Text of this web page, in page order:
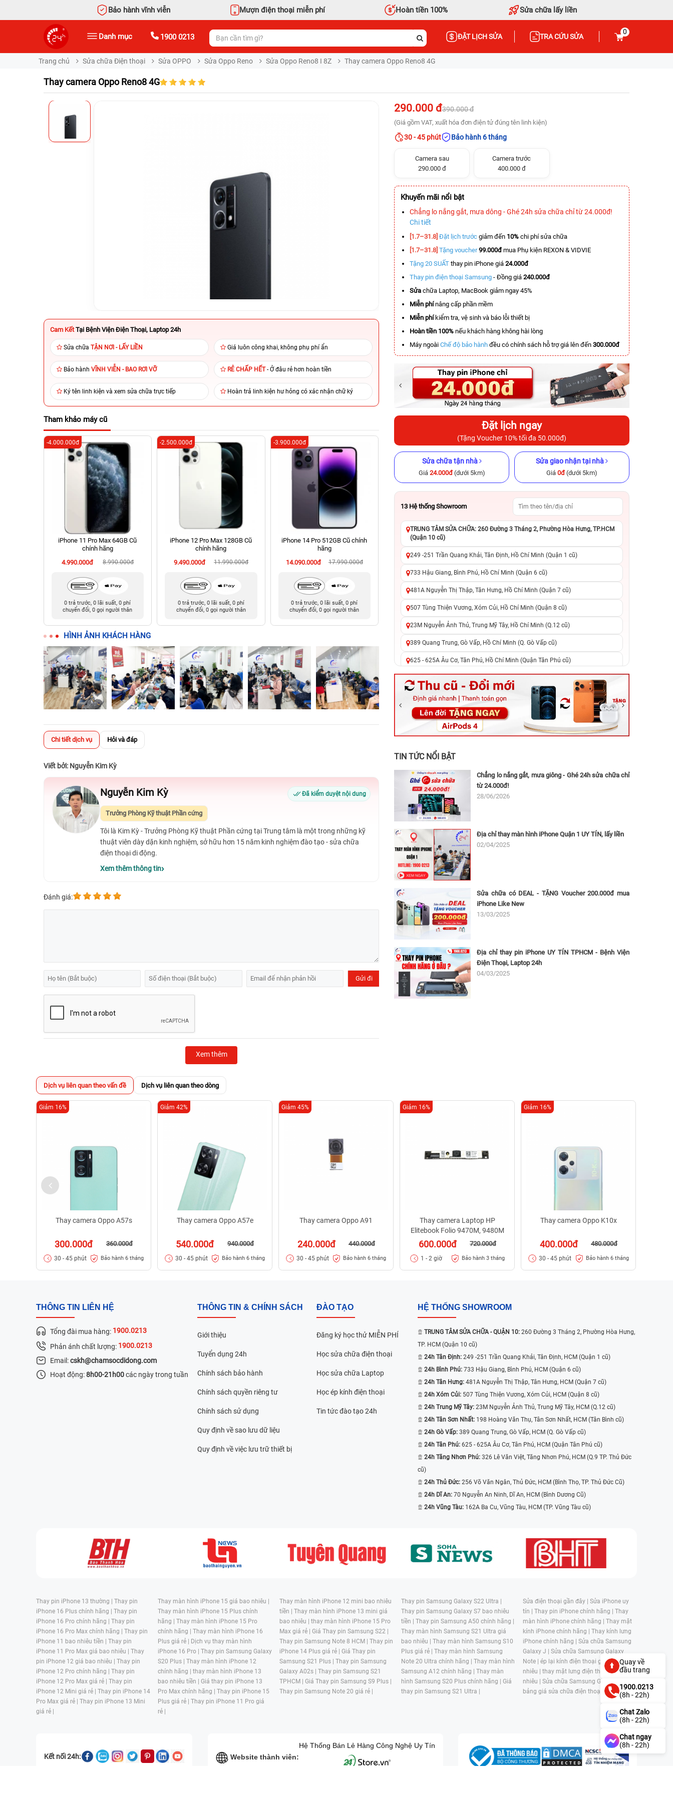
Bảo hành vĩnh viễn Mượn điện thoại miễn phí Hoàn tiền 100% Sửa chữa lấy liền
Danh mục 1900 0213 ĐẶT LỊCH SỬA TRA CỨU SỬA
0
Trang chủ Sửa chữa Điện thoại Sửa OPPO Sửa Oppo Reno Sửa Oppo Reno8 I 8Z Thay camera Oppo Reno8 4G
Thay camera Oppo Reno8 4G
Cam Kết Tại Bệnh Viện Điện Thoại, Laptop 24h
Sửa chữa TẬN NƠI - LẤY LIỀN Giá luôn công khai, không phụ phí ẩn
Bảo hành VĨNH VIỄN - BAO RƠI VỠ RẺ CHẤP HẾT- Ở đâu rẻ hơn hoàn tiền
Ký tên linh kiện và xem sửa chữa trực tiếp Hoàn trả linh kiện hư hỏng có xác nhận chữ ký
Tham khảo máy cũ
iPhone 11 Pro Max 64GB Cũ
chính hãng
4.990.000đ
8.990.000đ
-4.000.000đ
0 trả trước, 0 lãi suất, 0 phí
chuyển đổi, 0 gọi người thân
iPhone 12 Pro Max 128GB Cũ
chính hãng
9.490.000đ
11.990.000đ
-2.500.000đ
0 trả trước, 0 lãi suất, 0 phí
chuyển đổi, 0 gọi người thân
iPhone 14 Pro 512GB Cũ chính
hãng
14.090.000đ
17.990.000đ
-3.900.000đ
0 trả trước, 0 lãi suất, 0 phí
chuyển đổi, 0 gọi người thân
iPhone 13 Pro Max 256GB Cũ
chính hãng
10.990.000đ
16.990.000đ
-6.000.000đ
chuyển đổi, 0 gọi người thân
hãng
15.490.000đ
18.990.000đ
-3.500.000đ
chuyển đổi, 0 gọi người thân
-3.000.000đ
HÌNH ẢNH KHÁCH HÀNG
Chi tiết dịch vụ Hỏi và đáp
Viết bởi: Nguyễn Kim Kỳ
Nguyễn Kim Kỳ Đã kiểm duyệt nội dung
Trưởng Phòng Kỹ thuật Phần cứng
Tôi là Kim Kỳ - Trưởng Phòng Kỹ thuật Phần cứng tại Trung tâm là một trong những kỹ
thuật viên dày dặn kinh nghiệm, sở hữu hơn 15 năm kinh nghiệm đào tạo - sửa chữa
điện thoại di động.
Xem thêm thông tin
Đánh giá:
Xem thêm
290.000 đ390.000 đ
(Giá gồm VAT, xuất hóa đơn điện tử đúng tên linh kiện)
30 - 45 phút Bảo hành 6 tháng
Camera sau
290.000 đ
Camera trước
400.000 đ
Khuyến mãi nổi bật
Chẳng lo nắng gắt, mưa dông - Ghé 24h sửa chữa chỉ từ 24.000đ!
Chi tiết
[1.7–31.8] Đặt lịch trước giảm đến 10% chi phí sửa chữa
[1.7–31.8] Tặng voucher 99.000đmua Phụ kiện REXON & VIDVIE
Tặng 20 SUẤT thay pin iPhone giá 24.000đ
Thay pin điện thoại Samsung - Đồng giá 240.000đ
Sửa chữa Laptop, MacBook giảm ngay 45%
Miễn phínâng cấp phần mềm
Miễn phíkiểm tra, vệ sinh và báo lỗi thiết bị
Hoàn tiền 100% nếu khách hàng không hài lòng
Máy ngoài Chế độ bảo hành đều có chính sách hỗ trợ giá lên đến 300.000đ
Đặt lịch ngay
(Tặng Voucher 10% tối đa 50.000đ)
Sửa chữa tận nhà
Giá 24.000đ(dưới 5km)
Sửa giao nhận tại nhà
Giá 0đ(dưới 5km)
13 Hệ thống Showroom
TRUNG TÂM SỬA CHỮA: 260 Đường 3 Tháng 2, Phường Hòa Hưng, TP.HCM
(Quận 10 cũ)
249 -251 Trần Quang Khải, Tân Định, Hồ Chí Minh (Quận 1 cũ)
733 Hậu Giang, Bình Phú, Hồ Chí Minh (Quận 6 cũ)
481A Nguyễn Thị Thập, Tân Hưng, Hồ Chí Minh (Quận 7 cũ)
507 Tùng Thiện Vương, Xóm Củi, Hồ Chí Minh (Quận 8 cũ)
23M Nguyễn Ảnh Thủ, Trung Mỹ Tây, Hồ Chí Minh (Q.12 cũ)
389 Quang Trung, Gò Vấp, Hồ Chí Minh (Q. Gò Vấp cũ)
625 - 625A Âu Cơ, Tân Phú, Hồ Chí Minh (Quận Tân Phú cũ)
326 Lê Văn Việt, Tăng Nhơn Phú, Hồ Chí Minh (Q.9 TP. Thủ Đức cũ)
256 Võ Văn Ngân, Thủ Đức, Hồ Chí Minh (Bình Thọ, TP. Thủ Đức Cũ)
70 Nguyễn An Ninh, Dĩ An, Hồ Chí Minh (Bình Dương Cũ)
24h Vũng Tàu: 162A Ba Cu, Vũng Tàu, Hồ Chí Minh (TP. Vũng Tàu cũ)
TIN TỨC NỔI BẬT
Chẳng lo nắng gắt, mưa giông - Ghé 24h sửa chữa chỉ
từ 24.000đ!
28/06/2026
Địa chỉ thay màn hình iPhone Quận 1 UY TÍN, lấy liền
02/04/2025
Sửa chữa có DEAL - TẶNG Voucher 200.000đ mua
iPhone Like New
13/03/2025
Địa chỉ thay pin iPhone UY TÍN TPHCM - Bệnh Viện
Điện Thoại, Laptop 24h
04/03/2025
Dịch vụ liên quan theo vấn đề Dịch vụ liên quan theo dòng
Thay camera Oppo A57s
300.000đ 360.000đ
Giảm 16%
30 - 45 phút Bảo hành 6 tháng
Thay camera Oppo A57e
540.000đ 940.000đ
Giảm 42%
30 - 45 phút Bảo hành 6 tháng
Thay camera Oppo A91
240.000đ 440.000đ
Giảm 45%
30 - 45 phút Bảo hành 6 tháng
Thay camera Laptop HP
Elitebook Folio 9470M, 9480M
600.000đ 720.000đ
Giảm 16%
1 - 2 giờ Bảo hành 3 tháng
Thay camera Oppo K10x
400.000đ 480.000đ
Giảm 16%
30 - 45 phút Bảo hành 6 tháng
THÔNG TIN LIÊN HỆ
Tổng đài mua hàng: 1900.0213
Phản ánh chất lượng: 1900.0213
Email:cskh@chamsocdidong.com
Hoạt động:8h00-21h00các ngày trong tuần
THÔNG TIN & CHÍNH SÁCH
Giới thiệu
Tuyển dụng 24h
Chính sách bảo hành
Chính sách quyền riêng tư
Chính sách sử dụng
Quy định về sao lưu dữ liệu
Quy định về việc lưu trữ thiết bị
ĐÀO TẠO
Đăng ký học thử MIỄN PHÍ
Học sửa chữa điện thoại
Học sửa chữa Laptop
Học ép kính điện thoại
Tin tức đào tạo 24h
HỆ THỐNG SHOWROOM
TRUNG TÂM SỬA CHỮA - QUẬN 10: 260 Đường 3 Tháng 2, Phường Hòa Hưng,
TP. HCM (Quận 10 cũ)
24h Tân Định: 249 -251 Trần Quang Khải, Tân Định, HCM (Quận 1 cũ)
24h Bình Phú: 733 Hậu Giang, Bình Phú, HCM (Quận 6 cũ)
24h Tân Hưng: 481A Nguyễn Thị Thập, Tân Hưng, HCM (Quận 7 cũ)
24h Xóm Củi: 507 Tùng Thiện Vương, Xóm Củi, HCM (Quận 8 cũ)
24h Trung Mỹ Tây: 23M Nguyễn Ảnh Thủ, Trung Mỹ Tây, HCM (Q.12 cũ)
24h Tân Sơn Nhất: 198 Hoàng Văn Thụ, Tân Sơn Nhất, HCM (Tân Bình cũ)
24h Gò Vấp: 389 Quang Trung, Gò Vấp, HCM (Q. Gò Vấp cũ)
24h Tân Phú: 625 - 625A Âu Cơ, Tân Phú, HCM (Quận Tân Phú cũ)
24h Tăng Nhơn Phú: 326 Lê Văn Việt, Tăng Nhơn Phú, HCM (Q.9 TP. Thủ Đức
cũ)
24h Thủ Đức: 256 Võ Văn Ngân, Thủ Đức, HCM (Bình Thọ, TP. Thủ Đức Cũ)
24h Dĩ An: 70 Nguyễn An Ninh, Dĩ An, HCM (Bình Dương Cũ)
24h Vũng Tàu: 162A Ba Cu, Vũng Tàu, HCM (TP. Vũng Tàu cũ)
Thay pin iPhone 13 thường | Thay pin
iPhone 16 Plus chính hãng | Thay pin
iPhone 16 Pro chính hãng | Thay pin
iPhone 16 Pro Max chính hãng | Thay pin
iPhone 11 bao nhiêu tiền | Thay pin
iPhone 11 Pro Max giá bao nhiêu | Thay
pin iPhone 12 giá bao nhiêu | Thay pin
iPhone 12 Pro chính hãng | Thay pin
iPhone 12 Pro Max giá rẻ | Thay pin
iPhone 12 Mini giá rẻ | Thay pin iPhone 14
Pro Max giá rẻ | Thay pin iPhone 13 Mini
giá rẻ |
Thay màn hình iPhone 15 giá bao nhiêu |
Thay màn hình iPhone 15 Plus chính
hãng | Thay màn hình iPhone 15 Pro
chính hãng | Thay màn hình iPhone 16
Plus giá rẻ | Dịch vụ thay màn hình
iPhone 16 Pro | Thay pin Samsung Galaxy
S20 Plus | Thay màn hình iPhone 12
chính hãng | thay màn hình iPhone 13
bao nhiêu tiền | Giá thay pin iPhone 13
Pro Max chính hãng | Thay pin iPhone 15
Plus giá rẻ | Thay pin iPhone 11 Pro giá
rẻ |
Thay màn hình iPhone 12 mini bao nhiêu
tiền | Thay màn hình iPhone 13 mini giá
bao nhiêu | thay màn hình iPhone 15 Pro
Max giá rẻ | Giá Thay pin Samsung S22 |
Thay pin Samsung Note 8 HCM | Thay pin
iPhone 14 Plus giá rẻ | Giá Thay pin
Samsung S21 Plus | Thay pin Samsung
Galaxy A02s | Thay pin Samsung S21
TPHCM | Giá Thay pin Samsung S9 Plus |
Thay pin Samsung Note 20 giá rẻ |
Thay pin Samsung Galaxy S22 Ultra |
Thay pin Samsung Galaxy S7 bao nhiêu
tiền | Thay pin Samsung A50 chính hãng |
Thay màn hình Samsung S21 Ultra giá
bao nhiêu | Thay màn hình Samsung S10
Plus giá rẻ | Thay màn hình Samsung
Note 20 Ultra chính hãng | Thay màn hình
Samsung A12 chính hãng | Thay màn
hình Samsung S20 Plus chính hãng | Giá
thay pin Samsung S21 Ultra |
Sửa điện thoại gần đây | Sửa iPhone uy
tín | Thay pin iPhone chính hãng | Thay
màn hình iPhone chính hãng | Thay mặt
kính iPhone chính hãng | Thay kính lưng
iPhone chính hãng | Sửa chữa Samsung
Galaxy J | Sửa chữa Samsung Galaxy
Note | ép lại kính điện thoại giá bao
nhiêu | thay mặt lưng điện thoại giá bao
nhiêu | Sửa chữa Samsung Galaxy S |
bảng giá sửa chữa điện thoại samsung |
Kết nối 24h: Website thành viên:
Hệ Thống Bán Lẻ Hàng Công Nghệ Uy Tín
Quay về
đầu trang
1900.0213
(8h - 22h)
Chat Zalo
(8h - 22h)
Chat ngay
(8h - 22h)